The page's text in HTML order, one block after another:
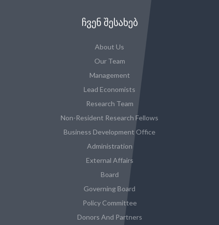
ᲩᲕᲔᲜ ᲨᲔᲡᲐᲮᲔᲑ
About Us
Our Team
Management
Lead Economists
Research Team
Non-Resident Research Fellows
Business Development Office
Administration
External Affairs
Board
Governing Board
Policy Committee
Donors And Partners